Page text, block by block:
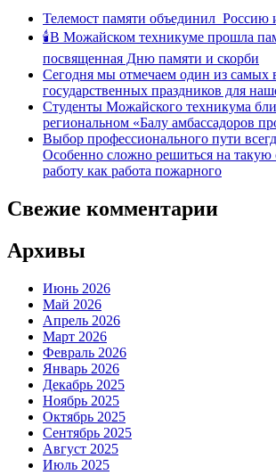
Телемост памяти объединил Россию
🕯В Можайском техникуме прошла
посвященная Дню памяти и скорби
Сегодня мы отмечаем один из самых
государственных праздников для
Студенты Можайского техникума
региональном «Балу амбассадоров
Выбор профессионального пути
Особенно сложно решиться на
работу как работа пожарного
Свежие комментарии
Архивы
Июнь 2026
Май 2026
Апрель 2026
Март 2026
Февраль 2026
Январь 2026
Декабрь 2025
Ноябрь 2025
Октябрь 2025
Сентябрь 2025
Август 2025
Июль 2025